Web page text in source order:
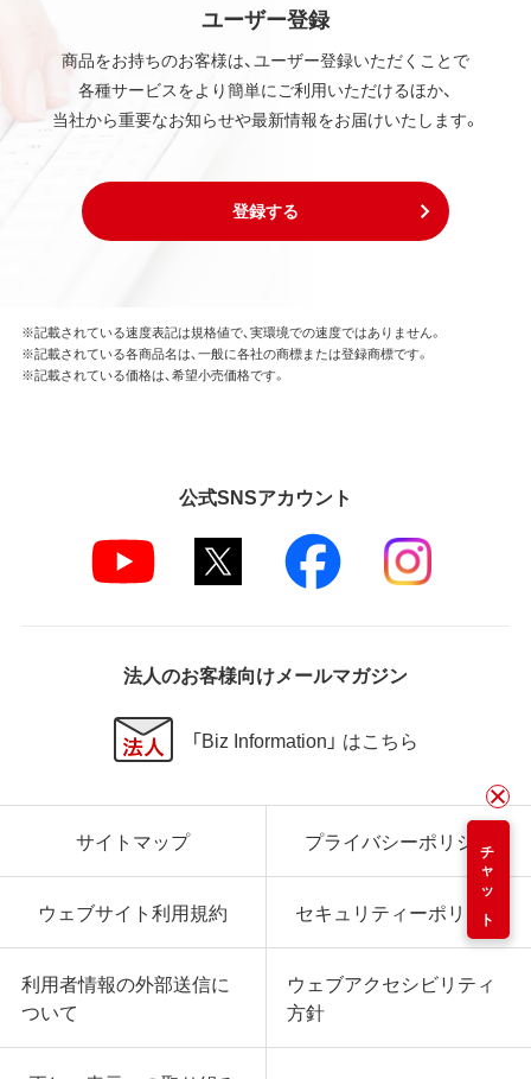
ユーザー登録
商品をお持ちのお客様は、ユーザー登録いただくことで
各種サービスをより簡単にご利用いただけるほか、
当社から重要なお知らせや最新情報をお届けいたします。
登録する
チャット
※記載されている速度表記は規格値で、実環境での速度ではありません。
※記載されている各商品名は、一般に各社の商標または登録商標です。
※記載されている価格は、希望小売価格です。
公式SNSアカウント
法人のお客様向けメールマガジン
「Biz Information」 はこちら
サイトマップ プライバシーポリシー
ウェブサイト利用規約 セキュリティーポリシー
利用者情報の外部送信に
ついて
ウェブアクセシビリティ
方針